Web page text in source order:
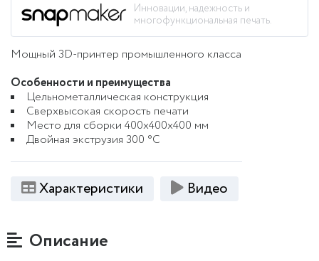
Инновации, надежность и
многофункциональная печать.
Мощный 3D-принтер промышленного класса
Особенности и преимущества
Цельнометаллическая конструкция
Сверхвысокая скорость печати
Место для сборки 400x400x400 мм
Двойная экструзия 300 °C
Характеристики Видео
Описание